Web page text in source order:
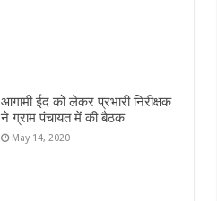
आगामी ईद को लेकर प्रभारी निरीक्षक
ने ग्राम पंचायत में की बैठक
May 14, 2020